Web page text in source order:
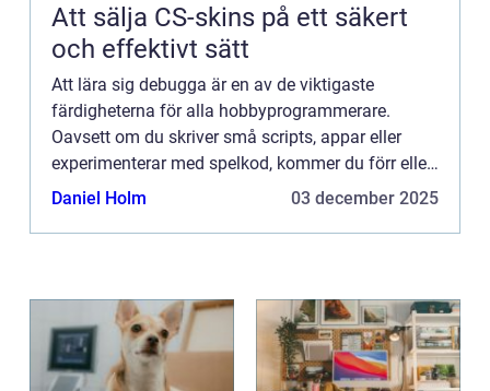
Att sälja CS-skins på ett säkert
och effektivt sätt
Att lära sig debugga är en av de viktigaste
färdigheterna för alla hobbyprogrammerare.
Oavsett om du skriver små scripts, appar eller
experimenterar med spelkod, kommer du förr eller
senare stöta på buggar so...
Daniel Holm 03 december 2025